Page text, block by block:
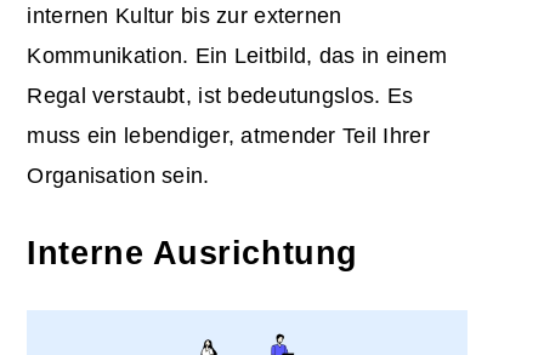
internen Kultur bis zur externen
Kommunikation. Ein Leitbild, das in einem
Regal verstaubt, ist bedeutungslos. Es
muss ein lebendiger, atmender Teil Ihrer
Organisation sein.
Interne Ausrichtung